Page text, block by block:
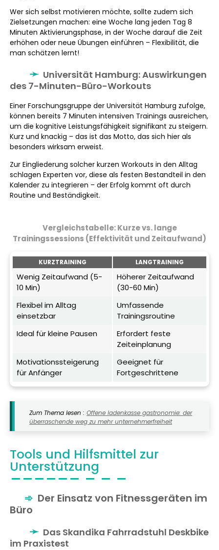
Wer sich selbst motivieren möchte, sollte zudem sich
Zielsetzungen machen: eine Woche lang jeden Tag 8
Minuten Aktivierungsphase, in der Woche darauf die Zeit
erhöhen oder neue Übungen einführen – Flexibilität, die
man schätzen lernt!
Universität Hamburg: Auswirkungen
des 7-Minuten-Büro-Workouts
Einer Forschungsgruppe der Universität Hamburg zufolge,
können bereits 7 Minuten intensiven Trainings ausreichen,
um die kognitive Leistungsfähigkeit signifikant zu steigern.
Kurz und knackig – das ist das Motto, das sich hier als
besonders wirksam erweist.
Zur Eingliederung solcher kurzen Workouts in den Alltag
schlagen Experten vor, diese als festen Bestandteil in den
Kalender zu integrieren – der Erfolg kommt oft durch
Routine und Beständigkeit.
Vergleichstabelle: Kurze vs. lange
Trainingssessions (Effektivität und Zeitaufwand)
KURZTRAINING LANGTRAINING
Wenig Zeitaufwand (5-
10 Min)
Höherer Zeitaufwand
(30-60 Min)
Flexibel im Alltag
einsetzbar
Umfassende
Trainingsroutine
Ideal für kleine Pausen
Erfordert feste
Zeiteinplanung
Motivationssteigerung
für Anfänger
Geeignet für
Fortgeschrittene
Zum Thema lesen : Offene ladenkasse gastronomie: der
überraschende weg zu mehr unternehmerfreiheit
Tools und Hilfsmittel zur
Unterstützung
Der Einsatz von Fitnessgeräten im
Büro
Das Skandika Fahrradstuhl Deskbike
im Praxistest